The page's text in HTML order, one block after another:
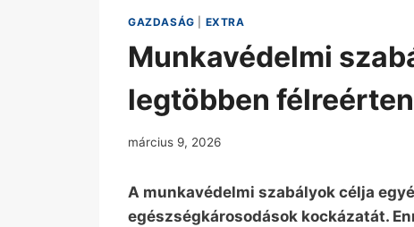
GAZDASÁG EXTRA
Munkavédelmi
legtöbben
március 9, 2026
A munkavédelmi szabályok célja
egészségkárosodások kockázatát.